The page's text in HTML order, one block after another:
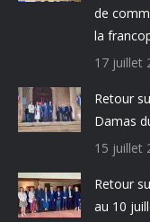
de
la
17 juillet
Retour
Damas
15 juillet
Retour
au 10